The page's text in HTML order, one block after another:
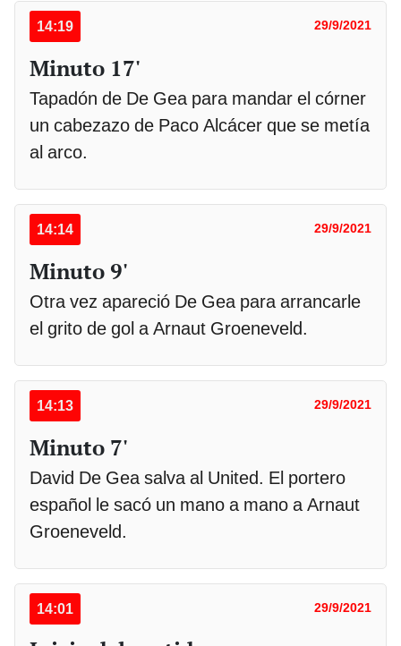
14:19 29/9/2021
Minuto 17'
Tapadón de De Gea para mandar el córner
un cabezazo de Paco Alcácer que se metía
al arco.
14:14 29/9/2021
Minuto 9'
Otra vez apareció De Gea para arrancarle
el grito de gol a Arnaut Groeneveld.
14:13 29/9/2021
Minuto 7'
David De Gea salva al United. El portero
español le sacó un mano a mano a Arnaut
Groeneveld.
14:01 29/9/2021